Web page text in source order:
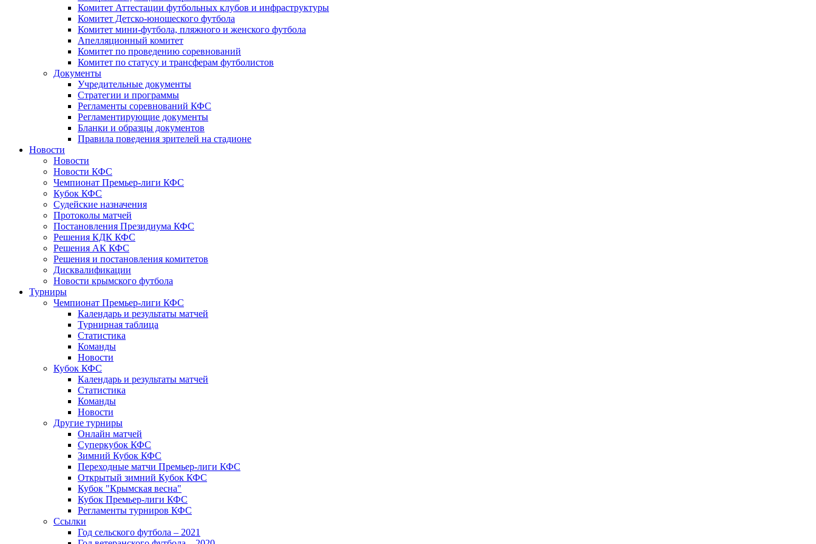
Комитет Аттестации футбольных клубов и инфраструктуры
Комитет Детско-юношеского футбола
Комитет мини-футбола, пляжного и женского футбола
Апелляционный комитет
Комитет по проведению соревнований
Комитет по статусу и трансферам футболистов
Документы
Учредительные документы
Стратегии и программы
Регламенты соревнований КФС
Регламентирующие документы
Бланки и образцы документов
Правила поведения зрителей на стадионе
Новости
Новости
Новости КФС
Чемпионат Премьер-лиги КФС
Кубок КФС
Судейские назначения
Протоколы матчей
Постановления Президиума КФС
Решения КДК КФС
Решения АК КФС
Решения и постановления комитетов
Дисквалификации
Новости крымского футбола
Турниры
Чемпионат Премьер-лиги КФС
Календарь и результаты матчей
Турнирная таблица
Статистика
Команды
Новости
Кубок КФС
Календарь и результаты матчей
Статистика
Команды
Новости
Другие турниры
Онлайн матчей
Суперкубок КФС
Зимний Кубок КФС
Переходные матчи Премьер-лиги КФС
Открытый зимний Кубок КФС
Кубок "Крымская весна"
Кубок Премьер-лиги КФС
Регламенты турниров КФС
Ссылки
Год сельского футбола – 2021